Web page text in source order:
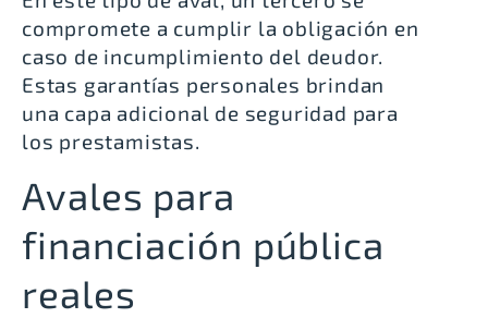
compromete a cumplir la obligación en
caso de incumplimiento del deudor.
Estas garantías personales brindan
una capa adicional de seguridad para
los prestamistas.
Avales para
financiación pública
reales